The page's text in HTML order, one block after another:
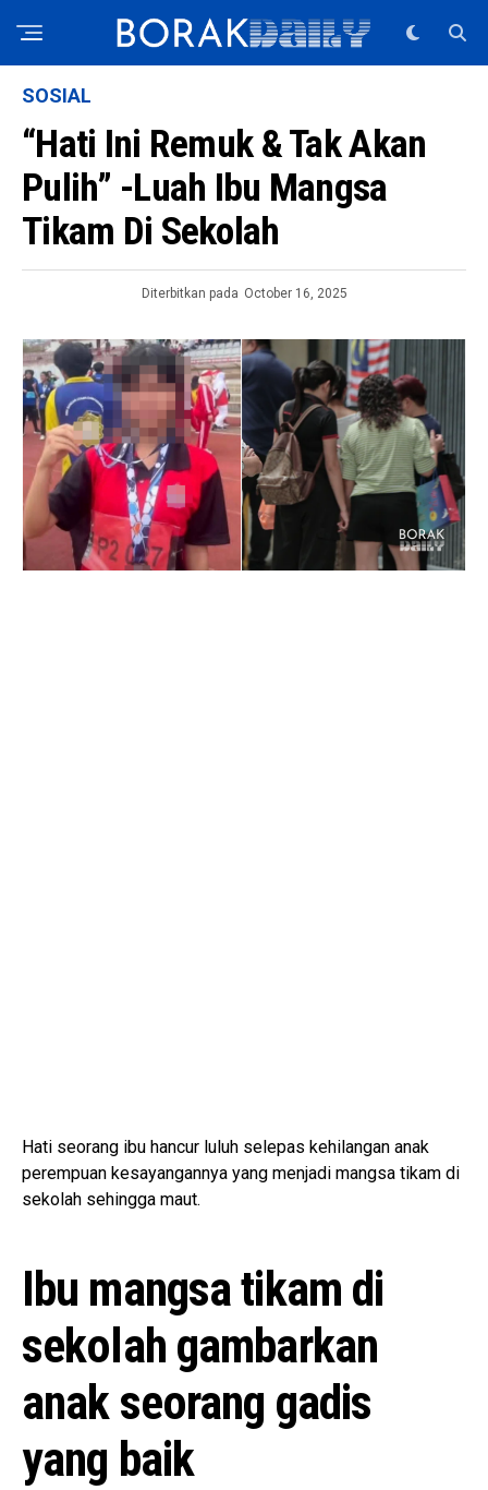
SOSIAL
“Hati Ini Remuk & Tak Akan
Pulih” -Luah Ibu Mangsa
Tikam Di Sekolah
Diterbitkan pada October 16, 2025
Hati seorang ibu hancur luluh selepas kehilangan anak
perempuan kesayangannya yang menjadi mangsa tikam di
sekolah sehingga maut.
Ibu mangsa tikam di
sekolah gambarkan
anak seorang gadis
yang baik